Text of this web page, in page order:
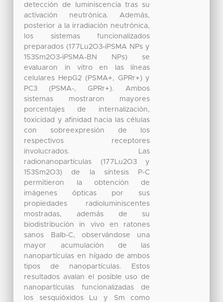
detección de luminiscencia tras su
activación neutrónica. Además,
posterior a la irradiación neutrónica,
los sistemas funcionalizados
preparados (177Lu2O3-iPSMA NPs y
153Sm2O3-iPSMA-BN NPs) se
evaluaron in vitro en las líneas
celulares HepG2 (PSMA+, GPRr+) y
PC3 (PSMA-, GPRr+). Ambos
sistemas mostraron mayores
porcentajes de internalización,
toxicidad y afinidad hacia las células
con sobreexpresión de los
respectivos receptores
involucrados. Las
radionanopartículas (177Lu2O3 y
153Sm2O3) de la síntesis P-C
permitieron la obtención de
imágenes ópticas por sus
propiedades radioluminiscentes
mostradas, además de su
biodistribución in vivo en ratones
sanos Balb-C, observándose una
mayor acumulación de las
nanopartículas en hígado de ambos
tipos de nanopartículas. Estos
resultados avalan el posible uso de
nanopartículas funcionalizadas de
los sesquióxidos Lu y Sm como